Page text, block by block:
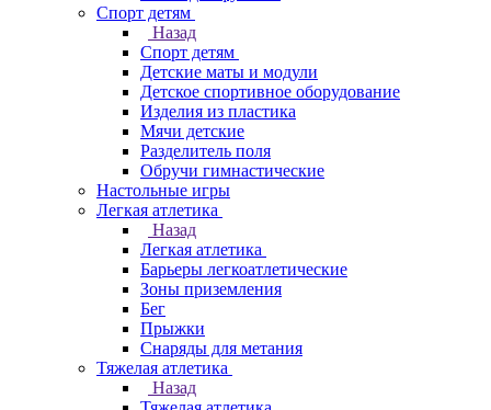
Спорт детям
Назад
Спорт детям
Детские маты и модули
Детское спортивное оборудование
Изделия из пластика
Мячи детские
Разделитель поля
Обручи гимнастические
Настольные игры
Легкая атлетика
Назад
Легкая атлетика
Барьеры легкоатлетические
Зоны приземления
Бег
Прыжки
Снаряды для метания
Тяжелая атлетика
Назад